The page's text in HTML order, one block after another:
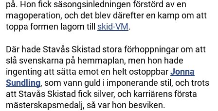
på. Hon fick säsongsinledningen förstörd av en
magoperation, och det blev därefter en kamp om att
toppa formen lagom till skid-VM.
Där hade Stavås Skistad stora förhoppningar om att
slå svenskarna på hemmaplan, men hon hade
ingenting att sätta emot en helt ostoppbarJonna
Sundling, som vann guld i imponerande stil, och trots
att Stavås Skistad fick silver, och karriärens första
mästerskapsmedalj, så var hon besviken.